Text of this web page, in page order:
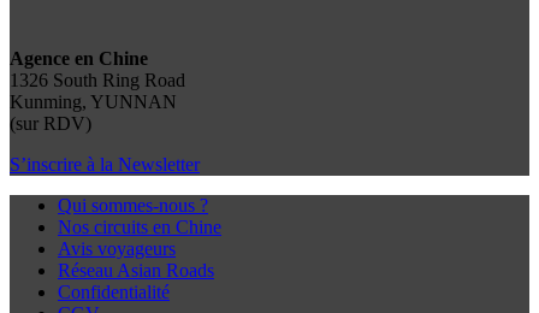
Agence en Chine
1326 South Ring Road
Kunming, YUNNAN
(sur RDV)
S’inscrire à la Newsletter
Qui sommes-nous ?
Nos circuits en Chine
Avis voyageurs
Réseau Asian Roads
Confidentialité